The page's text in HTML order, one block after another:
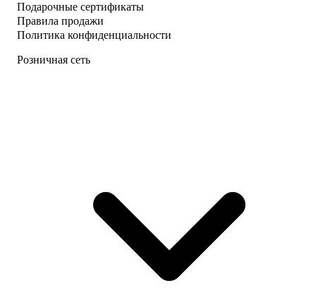
Подарочные сертификаты
Правила продажи
Политика конфиденциальности
Розничная сеть